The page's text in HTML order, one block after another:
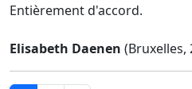
Entièrement d'accord.
Elisabeth Daenen (Bruxelles,